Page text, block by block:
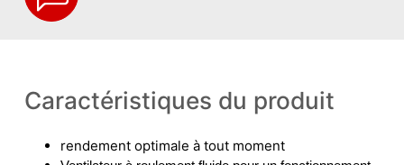
Caractéristiques du produit
rendement optimale à tout moment